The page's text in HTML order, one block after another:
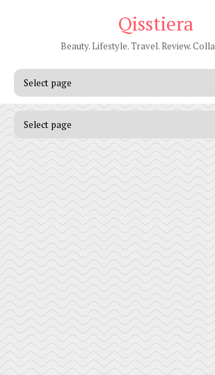
Qisstiera
Beauty. Lifestyle. Travel. Review.